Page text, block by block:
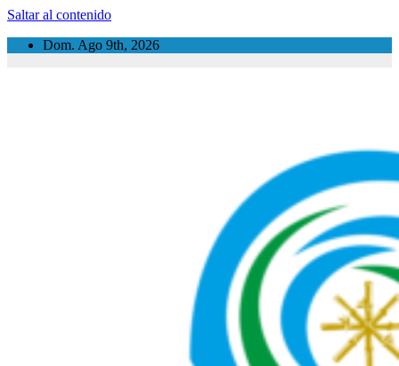
Saltar al contenido
Dom. Ago 9th, 2026